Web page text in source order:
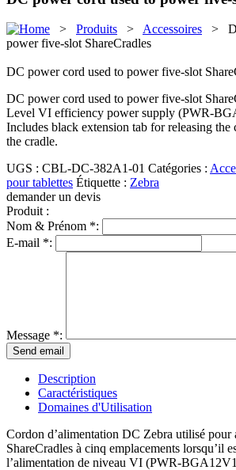
> Produits > Accessoires >
power five-slot ShareCradles
DC power cord used to power five-slot
DC power cord used to power five-slot
Level VI efficiency power supply (PWR-
Includes black extension tab for releasing
the cradle.
UGS : CBL-DC-382A1-01 Catégories :
pour tablettes Étiquette : Zebra
demander un devis
Produit :
Nom & Prénom *:
E-mail *:
Message *:
Description
Caractéristiques
Domaines d'Utilisation
Cordon d’alimentation DC Zebra utilisé pour
ShareCradles à cinq emplacements lorsqu’il
l’alimentation de niveau VI (PWR-